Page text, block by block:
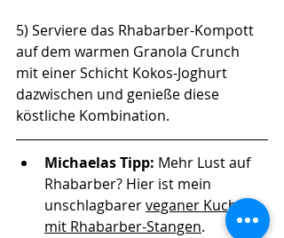
5) Serviere das Rhabarber-Kompott
auf dem warmen Granola Crunch
mit einer Schicht Kokos-Joghurt
dazwischen und genieße diese
köstliche Kombination.
Michaelas Tipp: Mehr Lust auf
Rhabarber? Hier ist mein
unschlagbarer veganer Kuchen
mit Rhabarber-Stangen.